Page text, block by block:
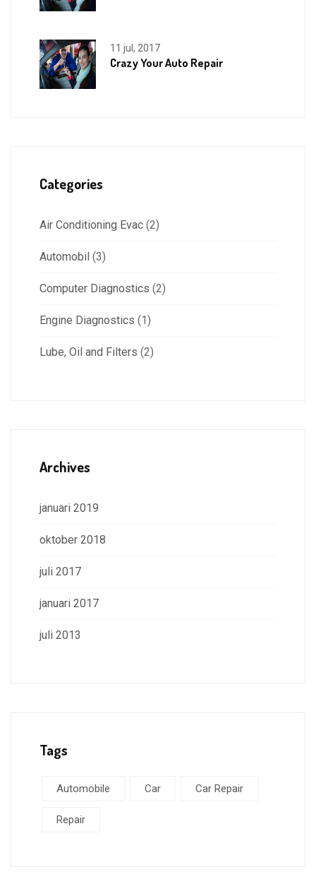
11 jul, 2017
Crazy Your Auto Repair
Categories
Air Conditioning Evac (2)
Automobil (3)
Computer Diagnostics (2)
Engine Diagnostics (1)
Lube, Oil and Filters (2)
Archives
januari 2019
oktober 2018
juli 2017
januari 2017
juli 2013
Tags
Automobile Car Car Repair
Repair